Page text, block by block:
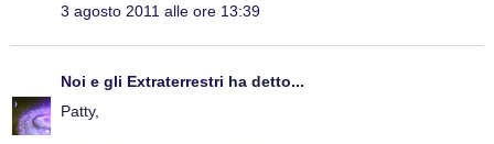
3 agosto 2011 alle ore 13:39
Noi e gli Extraterrestri ha detto...
Patty,